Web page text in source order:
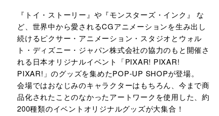
『トイ・ストーリー』や『モンスターズ・インク』 な
ど、世界中から愛されるCGアニメーションを生み出し
続けるピクサー・アニメーション・スタジオとウォル
ト・ディズニー・ジャパン株式会社の協力のもと開催さ
れる日本オリジナルイベント「PIXAR! PIXAR!
PIXAR!」のグッズを集めたPOP‐UP SHOPが登場。
会場ではおなじみのキャラクターはもちろん、今まで商
品化されたことのなかったアートワークを使用した、約
200種類のイベントオリジナルグッズが大集合！